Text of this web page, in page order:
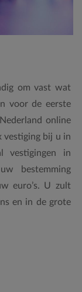
om vast wat
voor de eerste
online
vestiging bij u in
vestigingen in
bestemming
euro’s. U zult
en in de grote